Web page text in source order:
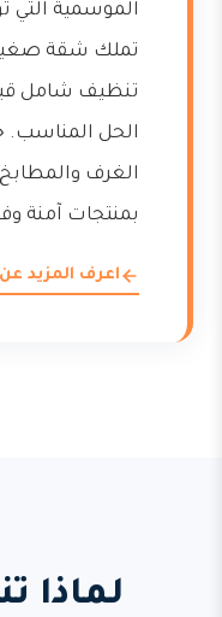
الموسمية التي
تملك شقة صغيرة
تنظيف شامل قبل
الحل المناسب.
الغرف
بمنتجات آمنة
اعرف المزيد
لماذا